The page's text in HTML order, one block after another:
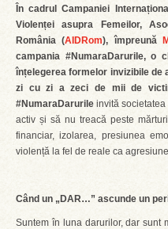
În cadrul Campaniei
Violenței asupra Femeilor,
România (AIDRom), împreună
campania #NumaraDarurile, o
înțelegerea formelor invizibile de
zi cu zi a zeci de mii de
#NumaraDarurile invită
activ și să nu treacă peste
financiar, izolarea, presiunea
violență la fel de reale ca
Când un „DAR…” ascunde un
Suntem în luna darurilor, dar sunt